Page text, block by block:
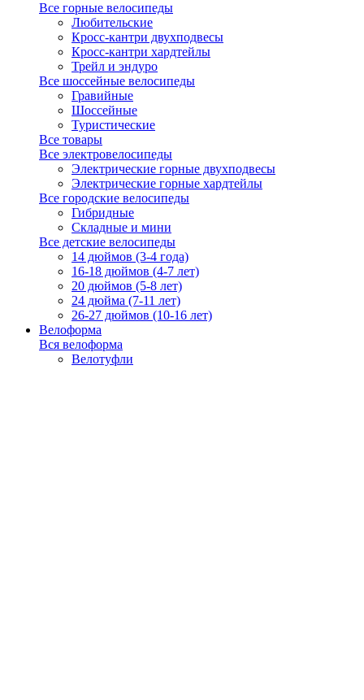
Все горные велосипеды
Любительские
Кросс-кантри двухподвесы
Кросс-кантри хардтейлы
Трейл и эндуро
Все шоссейные велосипеды
Гравийные
Шоссейные
Туристические
Все товары
Все электровелосипеды
Электрические горные двухподвесы
Электрические горные хардтейлы
Все городские велосипеды
Гибридные
Складные и мини
Все детские велосипеды
14 дюймов (3-4 года)
16-18 дюймов (4-7 лет)
20 дюймов (5-8 лет)
24 дюйма (7-11 лет)
26-27 дюймов (10-16 лет)
Велоформа
Вся велоформа
Велотуфли